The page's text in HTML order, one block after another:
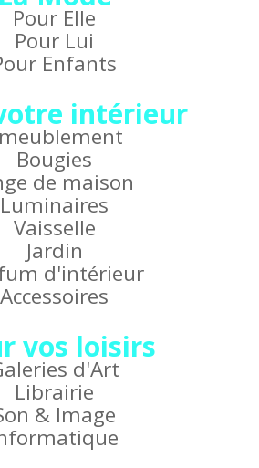
Pour Elle
Pour Lui
Enfants
intérieur
Bougies
de maison
Luminaires
Vaisselle
Jardin
d'intérieur
Accessoires
vos loisirs
d'Art
Librairie
& Image